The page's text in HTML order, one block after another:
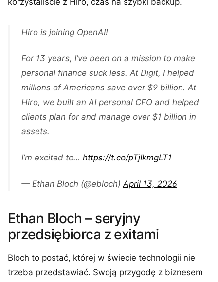
korzystaliście z Hiro, czas na szybki backup.
Hiro is joining OpenAI!
For 13 years, I’ve been on a mission to make
personal finance suck less. At Digit, I helped
millions of Americans save over $9 billion. At
Hiro, we built an AI personal CFO and helped
clients plan for and manage over $1 billion in
assets.
I’m excited to… https://t.co/pTjIkmgLT1
— Ethan Bloch (@ebloch)April 13, 2026
Ethan Bloch – seryjny
przedsiębiorca z exitami
Bloch to postać, której w świecie technologii nie
trzeba przedstawiać. Swoją przygodę z biznesem